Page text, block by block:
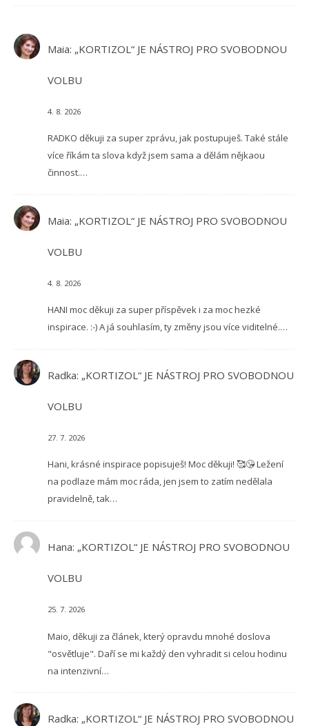
Maia: „KORTIZOL“ JE NÁSTROJ PRO SVOBODNOU
VOLBU
4. 8. 2026
RADKO děkuji za super zprávu, jak postupuješ. Také stále
více říkám ta slova když jsem sama a dělám nějkaou
činnost.…
Maia: „KORTIZOL“ JE NÁSTROJ PRO SVOBODNOU
VOLBU
4. 8. 2026
HANI moc děkuji za super příspěvek i za moc hezké
inspirace. :-) A já souhlasím, ty změny jsou více viditelné.…
Radka: „KORTIZOL“ JE NÁSTROJ PRO SVOBODNOU
VOLBU
27. 7. 2026
Hani, krásné inspirace popisuješ! Moc děkuji! 🥰😘 Ležení
na podlaze mám moc ráda, jen jsem to zatím nedělala
pravidelně, tak…
Hana: „KORTIZOL“ JE NÁSTROJ PRO SVOBODNOU
VOLBU
25. 7. 2026
Maio, děkuji za článek, který opravdu mnohé doslova
"osvětluje". Daří se mi každý den vyhradit si celou hodinu
na intenzivní…
Radka: „KORTIZOL“ JE NÁSTROJ PRO SVOBODNOU